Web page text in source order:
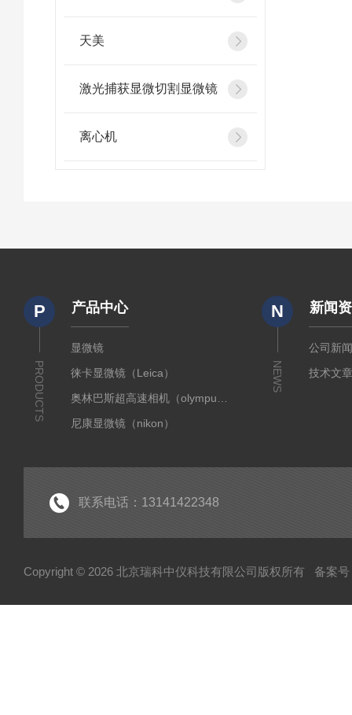
天美
激光捕获显微切割显微镜
离心机
P
PRODUCTS
产品中心
显微镜
徕卡显微镜（Leica）
尼康显微镜（nikon）
国产朗研相机
小动物活体成像
N
NEWS
新闻
公司新
技术文
联系电话：13141422348
Copyright © 2026 北京瑞科中仪科技有限公司版权所有 备案号